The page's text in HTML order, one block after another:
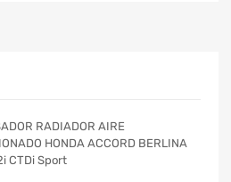
RADIADOR AIRE
HONDA ACCORD BERLINA
CTDi Sport